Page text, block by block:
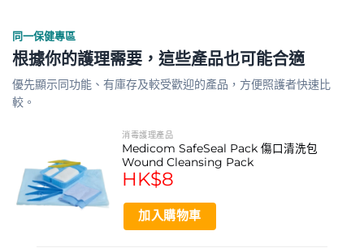
產品功能
新一代優質無紡紗布
適用於一般傷口護理
用作棉拭清潔及擦乾傷口的四周
用作輔助敷料以緩衝傷口
經消毒處理後可用作清潔傷口
同一保健專區
根據你的護理需要，這些產品也可能合適
優先顯示同功能、有庫存及較受歡迎的產品，方便照護者快速比
較。
消毒護理產品
Medicom SafeSeal Pack 傷口清洗包
Wound Cleansing Pack
HK$8
加入購物車